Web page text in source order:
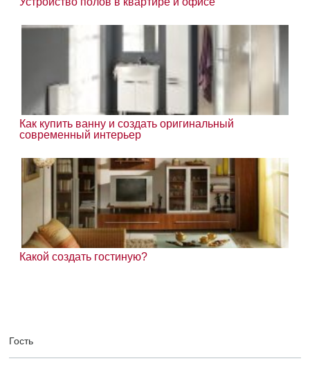
Как купить ванну и создать оригинальный
современный интерьер
Какой создать гостиную?
Гость